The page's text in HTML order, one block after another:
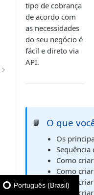
tipo de cobrança
de acordo com
as necessidades
do seu negócio é
fácil e direto via
API.
📘 O que
Os
Sequência
Como
Como
Como
Como
Português (Brasil)